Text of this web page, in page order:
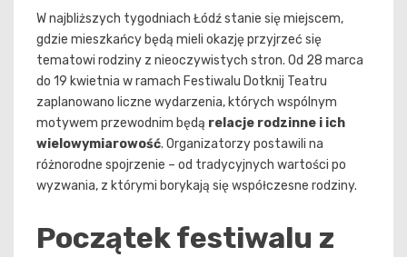
W najbliższych tygodniach Łódź stanie się miejscem,
gdzie mieszkańcy będą mieli okazję przyjrzeć się
tematowi rodziny z nieoczywistych stron. Od 28 marca
do 19 kwietnia w ramach Festiwalu Dotknij Teatru
zaplanowano liczne wydarzenia, których wspólnym
motywem przewodnim będą relacje rodzinne i ich
wielowymiarowość. Organizatorzy postawili na
różnorodne spojrzenie – od tradycyjnych wartości po
wyzwania, z którymi borykają się współczesne rodziny.
Początek festiwalu z